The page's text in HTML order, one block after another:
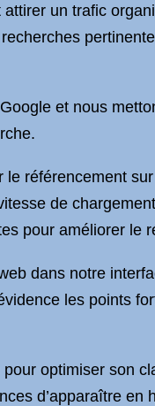
un trafic
et nous
référencement
de
pour améliorer le
dans notre
les points
optimiser son
d’apparaître en